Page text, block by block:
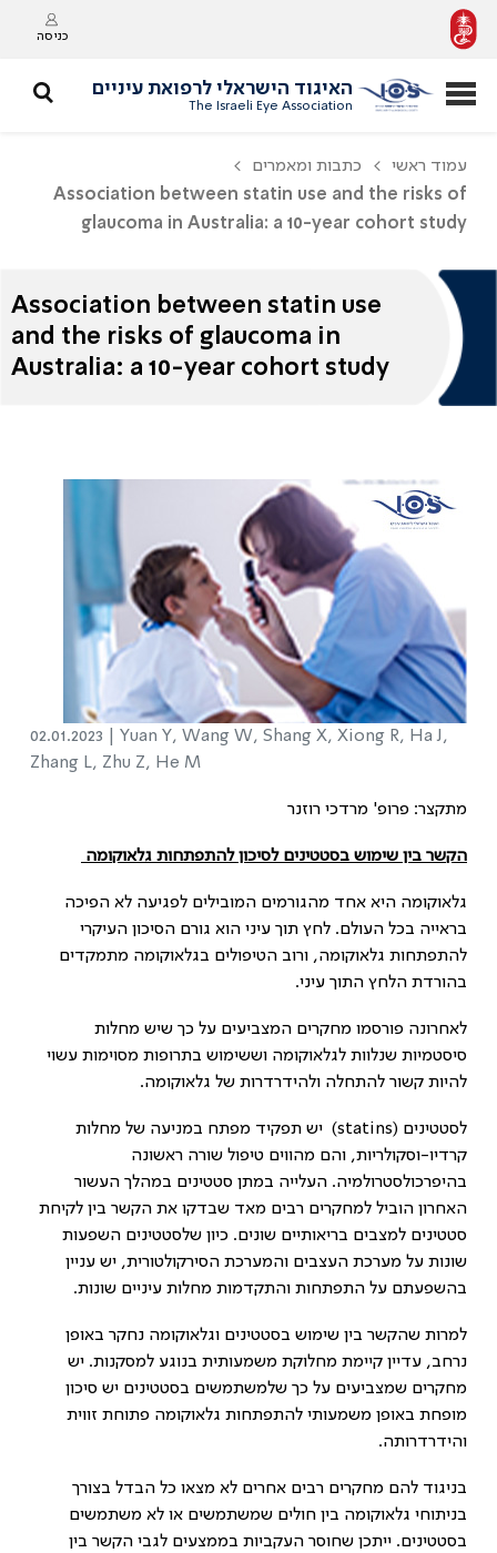
כניסה
האיגוד הישראלי לרפואת עיניים
The Israeli Eye Association
עמוד ראשי
כתבות ומאמרים
Association between statin use and the risks of
glaucoma in Australia: a 10-year cohort study
Association between statin use
and the risks of glaucoma in
Australia: a 10-year cohort study
02.01.2023 | Yuan Y, Wang W, Shang X, Xiong R, Ha J,
Zhang L, Zhu Z, He M
מתקצר: פרופ' מרדכי רוזנר
הקשר בין שימוש בסטטינים לסיכון להתפתחות גלאוקומה
גלאוקומה היא אחד מהגורמים המובילים לפגיעה לא הפיכה
בראייה בכל העולם. לחץ תוך עיני הוא גורם הסיכון העיקרי
להתפתחות גלאוקומה, ורוב הטיפולים בגלאוקומה מתמקדים
בהורדת הלחץ התוך עיני.
לאחרונה פורסמו מחקרים המצביעים על כך שיש מחלות
סיסטמיות שנלוות לגלאוקומה וששימוש בתרופות מסוימות עשוי
להיות קשור להתחלה ולהידרדרות של גלאוקומה.
לסטטינים (statins) יש תפקיד מפתח במניעה של מחלות
קרדיו-וסקולריות, והם מהווים טיפול שורה ראשונה
בהיפרכולסטרולמיה. העלייה במתן סטטינים במהלך העשור
האחרון הוביל למחקרים רבים מאד שבדקו את הקשר בין לקיחת
סטטינים למצבים בריאותיים שונים. כיון שלסטטינים השפעות
שונות על מערכת העצבים והמערכת הסירקולטורית, יש עניין
בהשפעתם על התפתחות והתקדמות מחלות עיניים שונות.
למרות שהקשר בין שימוש בסטטינים וגלאוקומה נחקר באופן
נרחב, עדיין קיימת מחלוקת משמעותית בנוגע למסקנות. יש
מחקרים שמצביעים על כך שלמשתמשים בסטטינים יש סיכון
מופחת באופן משמעותי להתפתחות גלאוקומה פתוחת זווית
והידרדרותה.
בניגוד להם מחקרים רבים אחרים לא מצאו כל הבדל בצורך
בניתוחי גלאוקומה בין חולים שמשתמשים או לא משתמשים
בסטטינים. ייתכן שחוסר העקביות בממצעים לגבי הקשר בין